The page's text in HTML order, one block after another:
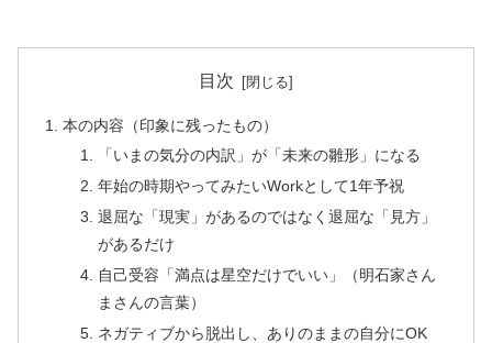
目次
本の内容（印象に残ったもの）
「いまの気分の内訳」が「未来の雛形」になる
年始の時期やってみたいWorkとして1年予祝
退屈な「現実」があるのではなく退屈な「見方」
があるだけ
自己受容「満点は星空だけでいい」（明石家さん
まさんの言葉）
ネガティブから脱出し、ありのままの自分にOK